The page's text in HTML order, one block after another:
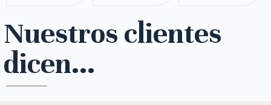
Nuestros clientes
dicen...